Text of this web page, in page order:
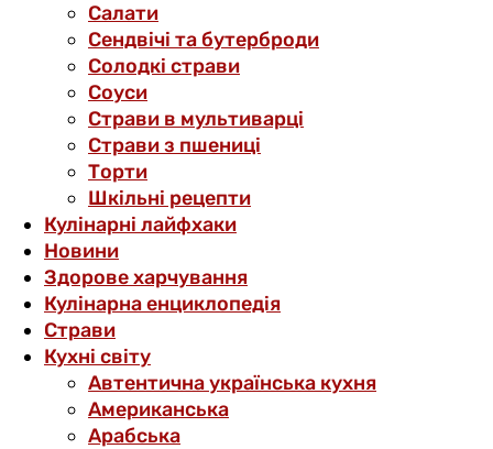
Салати
Сендвічі та бутерброди
Солодкі страви
Соуси
Страви в мультиварці
Страви з пшениці
Торти
Шкільні рецепти
Кулінарні лайфхаки
Новини
Здорове харчування
Кулінарна енциклопедія
Страви
Кухні світу
Автентична українська кухня
Американська
Арабська